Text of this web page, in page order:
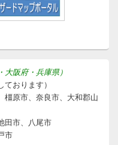
阪府・兵庫県）
おります）
橿原市、奈良市、大和郡山
田市、八尾市
市